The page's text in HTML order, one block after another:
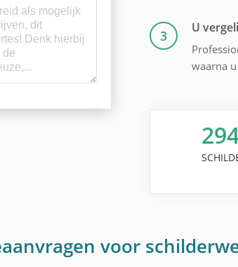
3 U
waarna
voor